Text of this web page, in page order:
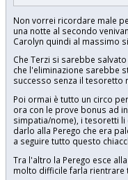
Non vorrei ricordare male
una notte al secondo
Carolyn quindi al massimo
Che Terzi si sarebbe
che l'eliminazione sarebbe
successo senza il tesoretto
Poi ormai è tutto un circo
ora con le prove bonus ad
simpatia/nome), i tesoretti
darlo alla Perego che era
a seguire tutto questo
Tra l'altro la Perego esce
molto difficile farla rientrare